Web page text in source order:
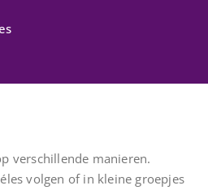
verschillende manieren.
volgen of in kleine groepjes